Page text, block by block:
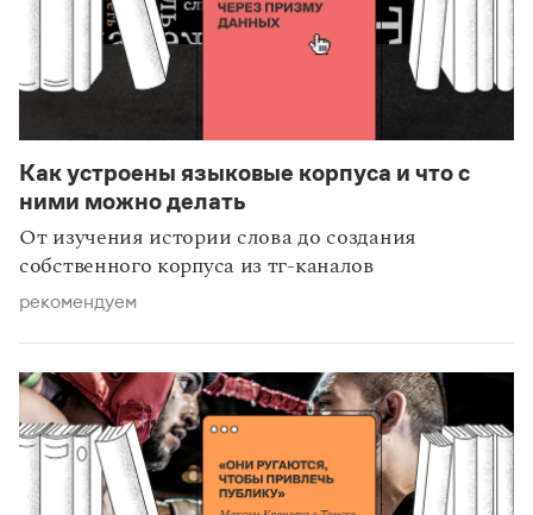
статьи технологии
Как устроены языковые корпуса и что с
ними можно делать
От изучения истории слова до создания
собственного корпуса из тг-каналов
рекомендуем